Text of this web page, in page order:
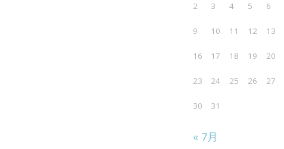
2 3 4 5 6
9 10 11 12 13
16 17 18 19 20
23 24 25 26 27
30 31
« 7月